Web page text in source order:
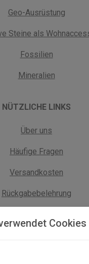
Cookies
Geo-Ausrüstung
Steine als
Fossilien
Mineralien
NÜTZLICHE LINKS
Über uns
Häufige Fragen
Versandkosten
Rückgabebelehrung